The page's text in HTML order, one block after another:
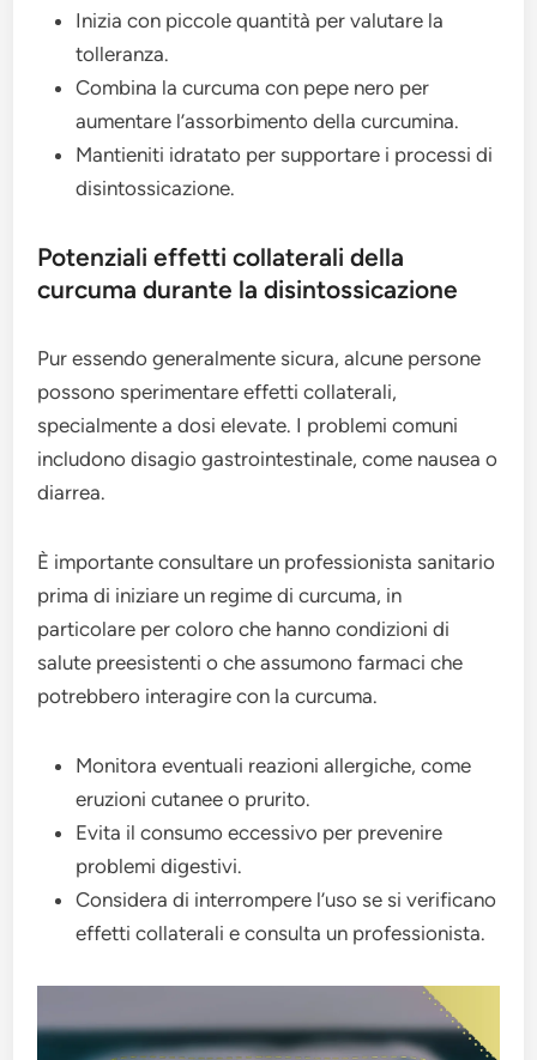
Inizia con piccole quantità per valutare la
tolleranza.
Combina la curcuma con pepe nero per
aumentare l’assorbimento della curcumina.
Mantieniti idratato per supportare i processi di
disintossicazione.
Potenziali effetti collaterali della
curcuma durante la disintossicazione
Pur essendo generalmente sicura, alcune persone
possono sperimentare effetti collaterali,
specialmente a dosi elevate. I problemi comuni
includono disagio gastrointestinale, come nausea o
diarrea.
È importante consultare un professionista sanitario
prima di iniziare un regime di curcuma, in
particolare per coloro che hanno condizioni di
salute preesistenti o che assumono farmaci che
potrebbero interagire con la curcuma.
Monitora eventuali reazioni allergiche, come
eruzioni cutanee o prurito.
Evita il consumo eccessivo per prevenire
problemi digestivi.
Considera di interrompere l’uso se si verificano
effetti collaterali e consulta un professionista.